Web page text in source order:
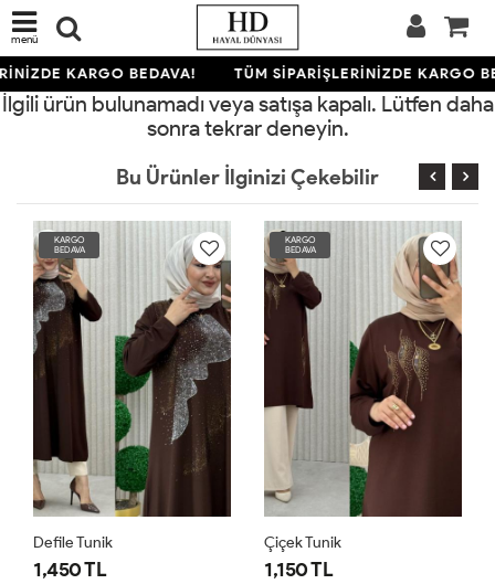
menü
KARGO BEDAVA! TÜM SİPARİŞLERİNİZDE KARGO
İlgili ürün bulunamadı veya satışa kapalı. Lütfen daha
sonra tekrar deneyin.
Bu Ürünler İlginizi Çekebilir
KARGO
BEDAVA
Defile Tunik
1,450 TL
KARGO
BEDAVA
Çiçek Tunik
1,150 TL